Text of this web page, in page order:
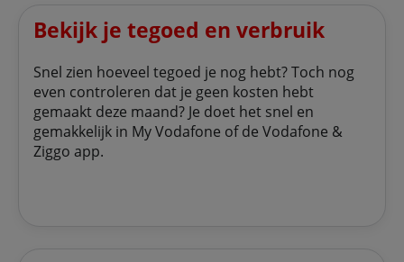
Bekijk je tegoed en verbruik
Snel zien hoeveel tegoed je nog hebt? Toch nog
even controleren dat je geen kosten hebt
gemaakt deze maand? Je doet het snel en
gemakkelijk in My Vodafone of de Vodafone &
Ziggo app.